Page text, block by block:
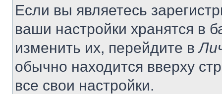
Если вы являетесь
ваши настройки хранятся в
изменить их, перейдите в
обычно находится вверху
все свои настройки.